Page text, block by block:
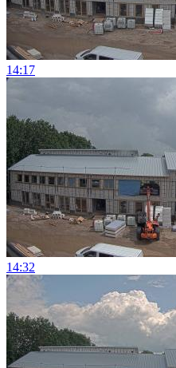
14:17
14:32